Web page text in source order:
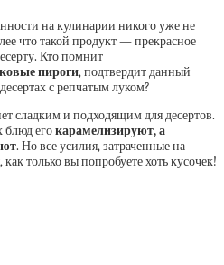
на кулинарии никого уже не
что такой продукт — прекрасное
Кто помнит
пироги, подтвердит данный
с репчатым луком?
сладким и подходящим для десертов.
блюд егокарамелизируют, а
. Но все усилия, затраченные на
только вы попробуете хоть кусочек!